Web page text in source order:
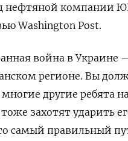
нефтяной компании
Washington Post.
война в Украине
регионе. Вы
другие ребята
захотят ударить
самый правильный